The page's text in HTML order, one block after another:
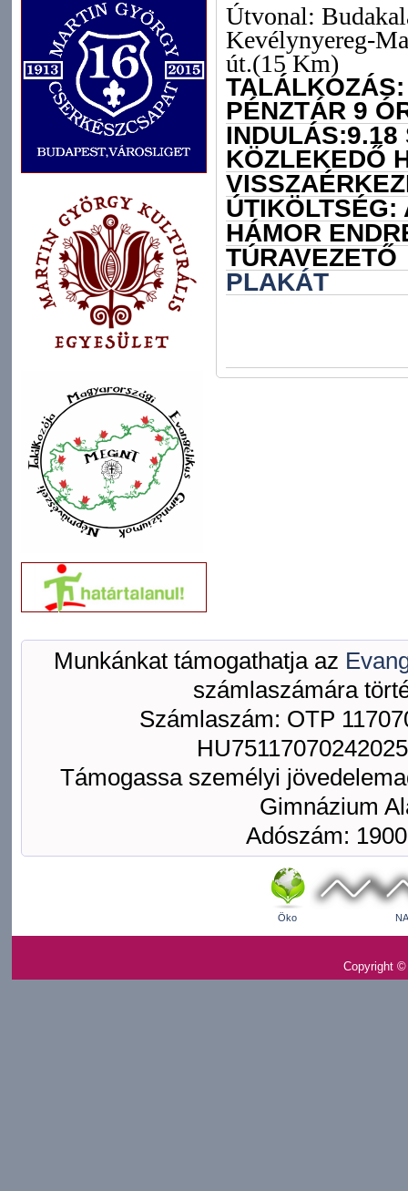
Útvonal:
Kevélynyereg-
út.(15 Km)
PÉNZTÁR 9
INDULÁS:9.18
KÖZLEKEDŐ
ÚTIKÖLTSÉG:
HÁMOR
TÚRAVEZETŐ
PLAKÁT
Munkánkat támogathatja az
számlaszámára
Számlaszám: OTP
Támogassa személyi
Gimnázium
Adószám:
Öko
Copyright